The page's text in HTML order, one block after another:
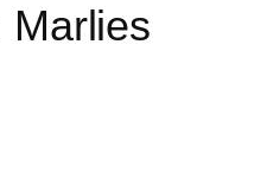
Marlies